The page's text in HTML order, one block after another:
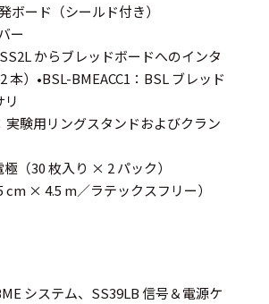
ボード（シールド付き）
ー
からブレッドボードへのインタ
本）•BSL-BMEACC1：BSL ブレッド
リ
実験用リングスタンドおよびクラン
（30 枚入り × 2 パック）
cm × 4.5 m／ラテックスフリー）
システム、SS39LB 信号＆電源ケ